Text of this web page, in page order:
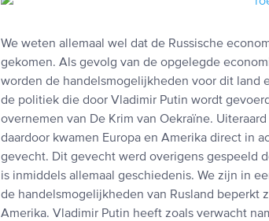
We weten allemaal wel dat de Russische
gekomen. Als gevolg van de opgelegde
worden de handelsmogelijkheden voor dit land
de politiek die door Vladimir Putin wordt
overnemen van De Krim van Oekraïne.
daardoor kwamen Europa en Amerika direct in
gevecht. Dit gevecht werd overigens gespeeld
is inmiddels allemaal geschiedenis. We zijn in
de handelsmogelijkheden van Rusland beperkt
Amerika. Vladimir Putin heeft zoals verwacht